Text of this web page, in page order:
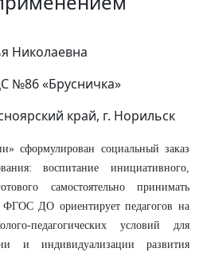
Николаевна
№86 «Брусничка»
край, г. Норильск
сформулирован социальный заказ
воспитание инициативного,
самостоятельно принимать
ДО ориентирует педагогов на
педагогических условий для
и индивидуализации развития